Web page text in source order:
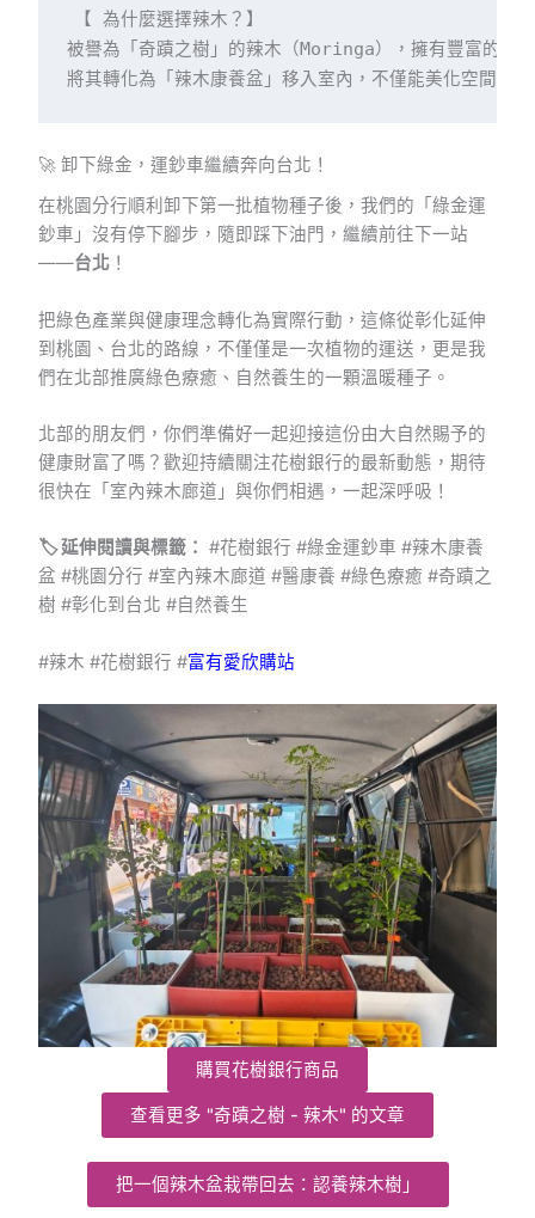
【 為什麼選擇辣木？】
被譽為「奇蹟之樹」的辣木（Moringa），擁有豐富的營
🚀 卸下綠金，運鈔車繼續奔向台北！
在桃園分行順利卸下第一批植物種子後，我們的「綠金運
鈔車」沒有停下腳步，隨即踩下油門，繼續前往下一站
——台北 ！
把綠色產業與健康理念轉化為實際行動，這條從彰化延伸
到桃園、台北的路線，不僅僅是一次植物的運送，更是我
們在北部推廣綠色療癒、自然養生的一顆溫暖種子。
北部的朋友們，你們準備好一起迎接這份由大自然賜予的
健康財富了嗎？歡迎持續關注花樹銀行的最新動態，期待
很快在「室內辣木廊道」與你們相遇，一起深呼吸！
🏷️ 延伸閱讀與標籤： #花樹銀行 #綠金運鈔車 #辣木康養
盆 #桃園分行 #室內辣木廊道 #醫康養 #綠色療癒 #奇蹟之
樹 #彰化到台北 #自然養生
#辣木 #花樹銀行 #富有愛欣購站
購買花樹銀行商品
查看更多 "奇蹟之樹 - 辣木" 的文章
把一個辣木盆栽帶回去：認養辣木樹」